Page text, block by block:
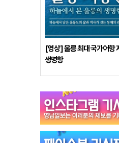
[영상] 울릉 최대 국가어항
생명항